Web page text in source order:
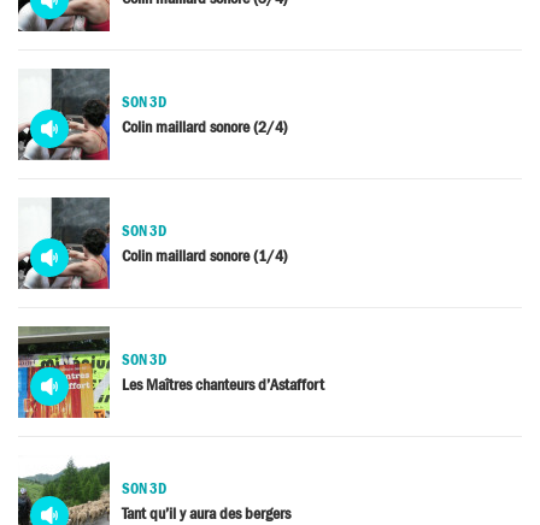
audio
Media
audio
SON 3D
Colin maillard sonore (2/4)
Media
audio
SON 3D
Colin maillard sonore (1/4)
Media
audio
SON 3D
Les Maîtres chanteurs d’Astaffort
Media
SON 3D
Tant qu’il y aura des bergers